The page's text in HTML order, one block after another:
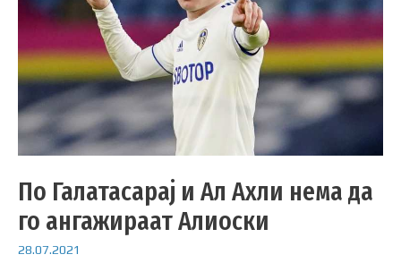
По Галатасарај и Ал Ахли нема да
го ангажираат Алиоски
28.07.2021